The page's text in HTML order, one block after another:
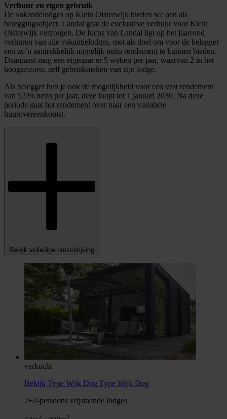
Verhuur en eigen gebruik
De vakantielodges op Klein Oisterwijk bieden we aan als
beleggingsobject. Landal gaat de exclusieve verhuur voor Klein
Oisterwijk verzorgen. De focus van Landal ligt op het jaarrond
verhuren van alle vakantielodges, met als doel om voor de belegger
een zo’n aantrekkelijk mogelijk netto rendement te kunnen bieden.
Daarnaast mag een eigenaar er 5 weken per jaar, waarvan 2 in het
hoogseizoen, zelf gebruikmaken van zijn lodge.
Als belegger heb je ook de mogelijkheid voor een vast rendement
van 5,5% netto per jaar, deze loopt tot 1 januari 2030. Na deze
periode gaat het rendement over naar een variabele
huurovereenkomst.
Bekijk volledige omschrijving
verkocht
Bekijk Type Wijk Dog Type Wijk Dog
2+2-persoons vrijstaande lodges
2 2